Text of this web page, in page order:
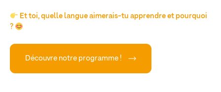
Et toi, quelle langue aimerais-tu apprendre et pourquoi
?
Découvre notre programme !